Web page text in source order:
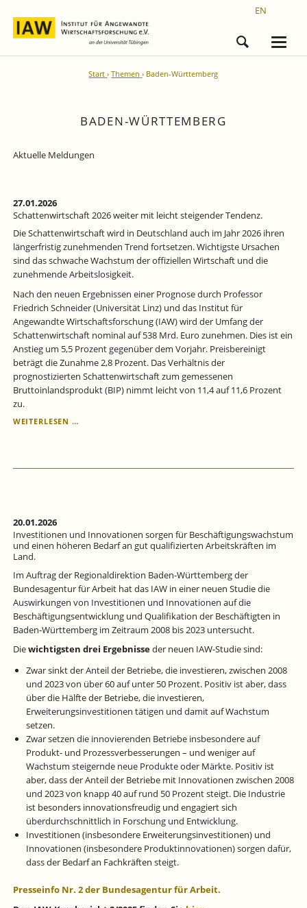
EN
Start Themen Baden-Württemberg
BADEN-WÜRTTEMBERG
Aktuelle Meldungen
27.01.2026
Schattenwirtschaft 2026 weiter mit leicht steigender Tendenz.
Die Schattenwirtschaft wird in Deutschland auch im Jahr 2026 ihren
längerfristig zunehmenden Trend fortsetzen. Wichtigste Ursachen
sind das schwache Wachstum der offiziellen Wirtschaft und die
zunehmende Arbeitslosigkeit.
Nach den neuen Ergebnissen einer Prognose durch Professor
Friedrich Schneider (Universität Linz) und das Institut für
Angewandte Wirtschaftsforschung (IAW) wird der Umfang der
Schattenwirtschaft nominal auf 538 Mrd. Euro zunehmen. Dies ist ein
Anstieg um 5,5 Prozent gegenüber dem Vorjahr. Preisbereinigt
beträgt die Zunahme 2,8 Prozent. Das Verhältnis der
prognostizierten Schattenwirtschaft zum gemessenen
Bruttoinlandsprodukt (BIP) nimmt leicht von 11,4 auf 11,6 Prozent
zu.
WEITERLESEN …SCHATTENWIRTSCHAFT
LEICHT
20.01.2026
Investitionen und Innovationen sorgen für Beschäftigungswachstum
und einen höheren Bedarf an gut qualifizierten Arbeitskräften im
Land.
Im Auftrag der Regionaldirektion Baden-Württemberg der
Bundesagentur für Arbeit hat das IAW in einer neuen Studie die
Auswirkungen von Investitionen und Innovationen auf die
Beschäftigungsentwicklung und Qualifikation der Beschäftigten in
Baden-Württemberg im Zeitraum 2008 bis 2023 untersucht.
Diewichtigsten drei Ergebnisseder neuen IAW-Studie sind:
Zwar sinkt der Anteil der Betriebe, die investieren, zwischen 2008
und 2023 von über 60 auf unter 50 Prozent. Positiv ist aber, dass
über die Hälfte der Betriebe, die investieren,
Erweiterungsinvestitionen tätigen und damit auf Wachstum
setzen.
Zwar setzen die innovierenden Betriebe insbesondere auf
Produkt- und Prozessverbesserungen – und weniger auf
Wachstum steigernde neue Produkte oder Märkte. Positiv ist
aber, dass der Anteil der Betriebe mit Innovationen zwischen 2008
und 2023 von knapp 40 auf rund 50 Prozent steigt. Die Industrie
ist besonders innovationsfreudig und engagiert sich
überdurchschnittlich in Forschung und Entwicklung.
Investitionen (insbesondere Erweiterungsinvestitionen) und
Innovationen (insbesondere Produktinnovationen) sorgen dafür,
dass der Bedarf an Fachkräften steigt.
Presseinfo Nr. 2 der Bundesagentur für Arbeit.